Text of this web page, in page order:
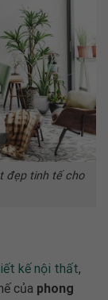
đẹp tinh tế cho
kế nội thất,
của phong